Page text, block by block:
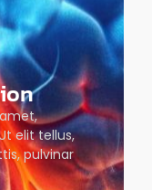
elit tellus,
pulvinar